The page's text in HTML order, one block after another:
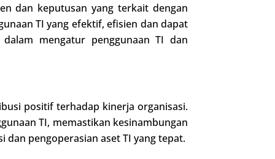
dan keputusan yang terkait dengan
TI yang efektif, efisien dan dapat
mengatur penggunaan TI dan
positif terhadap kinerja organisasi.
TI, memastikan kesinambungan
pengoperasian aset TI yang tepat.